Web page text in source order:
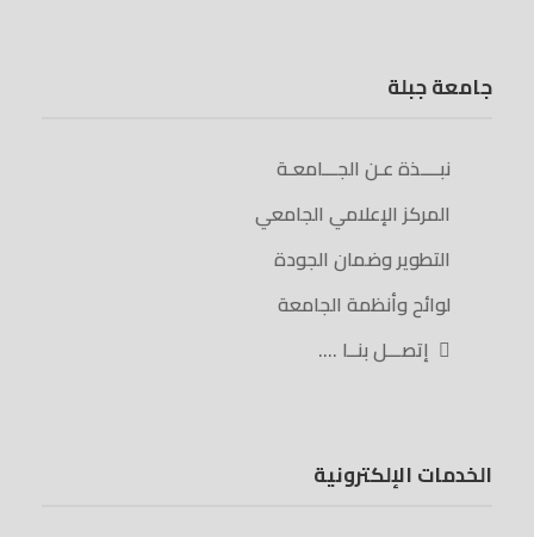
جامعة جبلة
نبــــذة عـن الجـــامعـة
المركز الإعلامي الجامعي
التطوير وضمان الجودة
لوائح وأنظمة الجامعة
إتصـــل بنــا ….
الخدمات الإلكترونية